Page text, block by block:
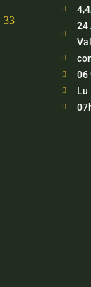
3


24

 06
 Lu
